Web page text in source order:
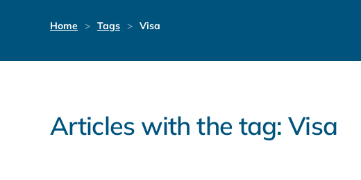
Home Tags Visa
Articles with the tag: Visa